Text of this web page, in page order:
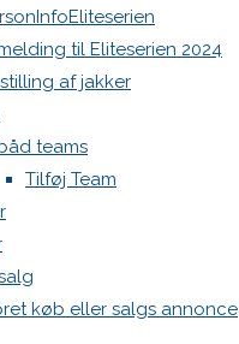
til Eliteserien 2024
af jakker
teams
Tilføj Team
køb eller salgs annonce
e-
er
*